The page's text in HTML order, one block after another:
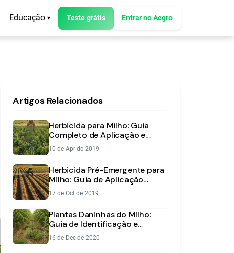
Educação ▾ Teste grátis Entrar no Aegro
Artigos Relacionados
Herbicida para Milho: Guia
Completo de Aplicação e
Manejo
10 de Apr de 2019
Herbicida Pré-Emergente para
Milho: Guia de Aplicação
Segura e Eficiente
17 de Oct de 2019
Plantas Daninhas do Milho:
Guia de Identificação e
Manejo Estratégico
16 de Dec de 2020